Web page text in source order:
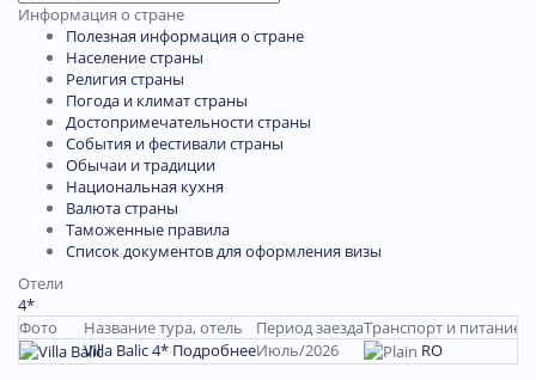
Информация о стране
Полезная информация о стране
Население страны
Религия страны
Погода и климат страны
Достопримечательности страны
События и фестивали страны
Обычаи и традиции
Национальная кухня
Валюта страны
Таможенные правила
Список документов для оформления визы
Отели
4*
Фото
Название тура, отель Период заездаТранспорт и питание
Villa Balic 4* ПодробнееИюль/2026 RO